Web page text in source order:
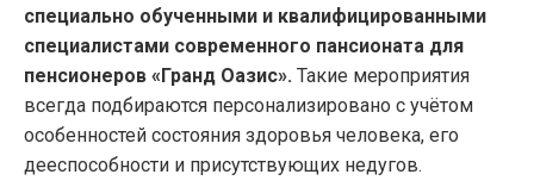
специально обученными и квалифицированными
специалистами современного пансионата для
пенсионеров «Гранд Оазис». Такие мероприятия
всегда подбираются персонализировано с учётом
особенностей состояния здоровья человека, его
дееспособности и присутствующих недугов.